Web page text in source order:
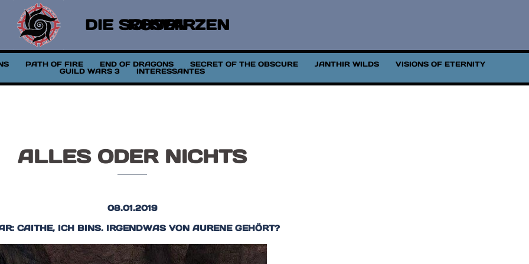
DIE SCHWARZEN ROSEN
PATH OF FIRE END OF DRAGONS SECRET OF THE OBSCURE JANTHIR WILDS
VISIONS OF ETERNITY
GUILD WARS 3
INTERESSANTES
ALLES ODER NICHTS
08.01.2019
CAITHE, ICH BINS. IRGENDWAS VON AURENE GEHÖRT?